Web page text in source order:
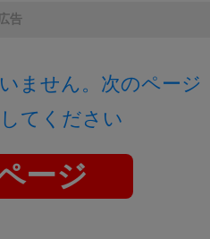
告
ません。次のページ
てください
ージ